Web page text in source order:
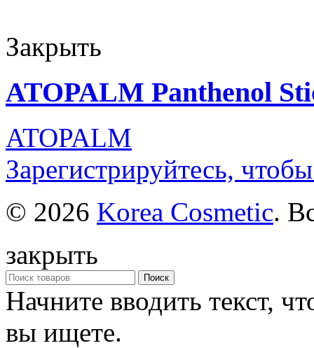
Закрыть
ATOPALM Panthenol
ATOPALM
Зарегистрируйтесь,
© 2026 Korea Cosmetic.
закрыть
Поиск
Начните вводить текст,
вы ищете.